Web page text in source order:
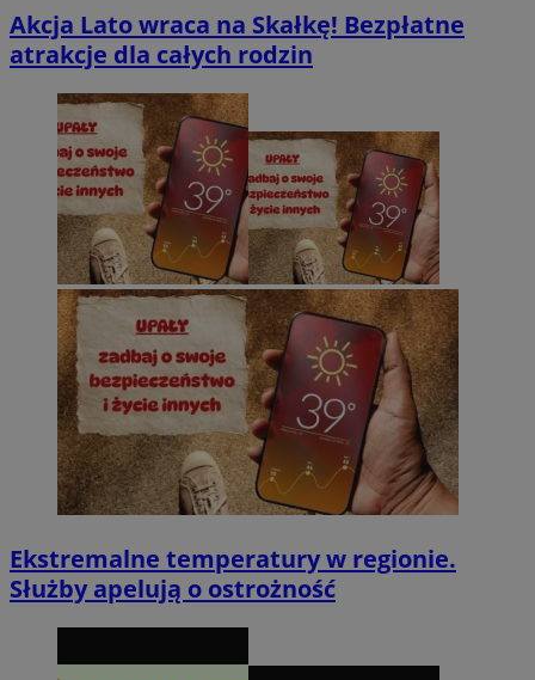
Akcja Lato wraca na Skałkę! Bezpłatne
atrakcje dla całych rodzin
Ekstremalne temperatury w regionie.
Służby apelują o ostrożność